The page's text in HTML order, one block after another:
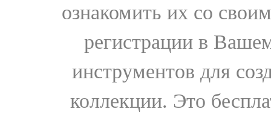
ознакомить их со
регистрации в
инструментов для
коллекции. Это